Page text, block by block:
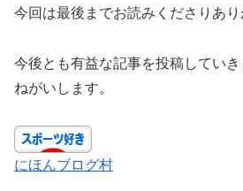
今回は最後までお読みくださりあり
今後とも有益な記事を投稿してい
ねがいします。
にほんブログ村